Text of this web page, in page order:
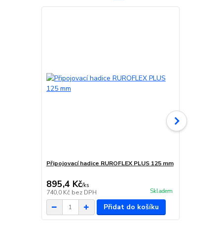
Připojovací hadice RUROFLEX PLUS 125 mm
895,4 Kč/ks
740,0 Kč bez DPH Skladem
Přidat do košíku